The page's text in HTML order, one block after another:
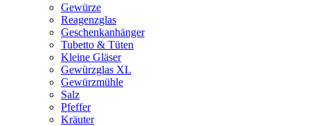
Gewürze
Reagenzglas
Geschenkanhänger
Tubetto & Tüten
Kleine Gläser
Gewürzglas XL
Gewürzmühle
Salz
Pfeffer
Kräuter